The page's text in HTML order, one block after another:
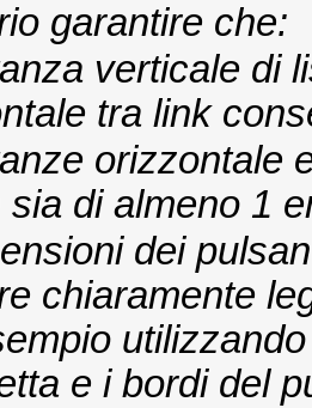
garantire che:
verticale di
tra link
orizzontale
sia di almeno 1
dei
chiaramente
e i bordi del